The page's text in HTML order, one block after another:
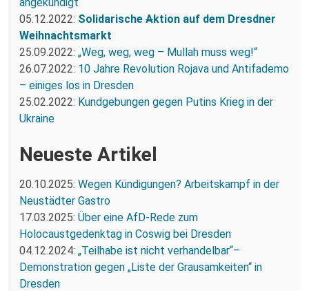
05.12.2022: Solidarische Aktion auf dem Dresdner
Weihnachtsmarkt
25.09.2022: „Weg, weg, weg – Mullah muss weg!“
26.07.2022: 10 Jahre Revolution Rojava und Antifademo
– einiges los in Dresden
25.02.2022: Kundgebungen gegen Putins Krieg in der
Ukraine
Neueste Artikel
20.10.2025: Wegen Kündigungen? Arbeitskampf in der
Neustädter Gastro
17.03.2025: Über eine AfD-Rede zum
Holocaustgedenktag in Coswig bei Dresden
04.12.2024: „Teilhabe ist nicht verhandelbar“–
Demonstration gegen „Liste der Grausamkeiten“ in
Dresden